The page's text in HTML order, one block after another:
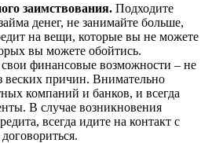
заимствования. Подходите
денег, не занимайте больше,
на вещи, которые вы не можете
вы можете обойтись.
финансовые возможности – не
веских причин. Внимательно
компаний и банков, и всегда
В случае возникновения
всегда идите на контакт с